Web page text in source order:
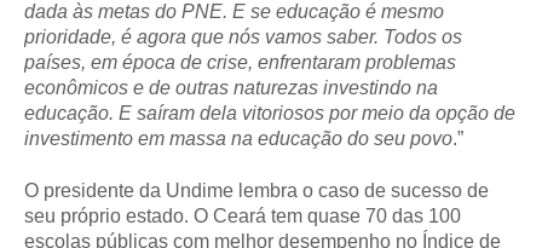
dada às metas do PNE. E se educação é mesmo
prioridade, é agora que nós vamos saber. Todos os
países, em época de crise, enfrentaram problemas
econômicos e de outras naturezas investindo na
educação. E saíram dela vitoriosos por meio da opção de
investimento em massa na educação do seu povo.”
O presidente da Undime lembra o caso de sucesso de
seu próprio estado. O Ceará tem quase 70 das 100
escolas públicas com melhor desempenho no Índice de